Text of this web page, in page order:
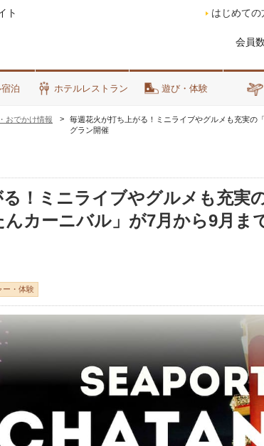
ト
会員
はじめての
泊 ホテルレストラン 遊び・体験
おでかけ情報
毎週花火が打ち上がる！ミニライブやグルメも充実の
グラン開催
！ミニライブやグルメも充実
んカーニバル」が7月から9月ま
ー・体験